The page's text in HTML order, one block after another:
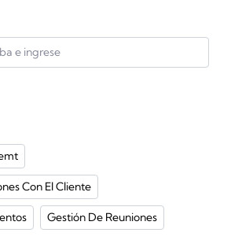
Con El Cliente
Gestión De Reuniones